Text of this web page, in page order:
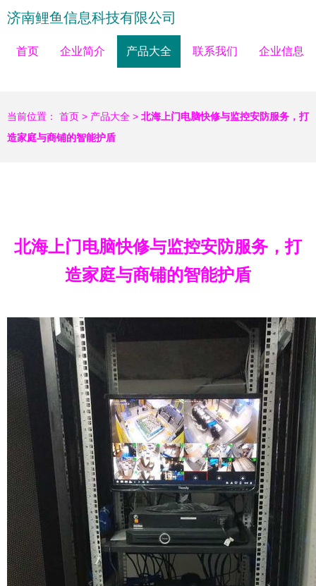
济南鲤鱼信息科技有限公司
首页 企业简介 产品大全 联系我们 企业信息
当前位置： 首页 > 产品大全 > 北海上门电脑快修与监控安防服务，打
造家庭与商铺的智能护盾
北海上门电脑快修与监控安防服务，打
造家庭与商铺的智能护盾